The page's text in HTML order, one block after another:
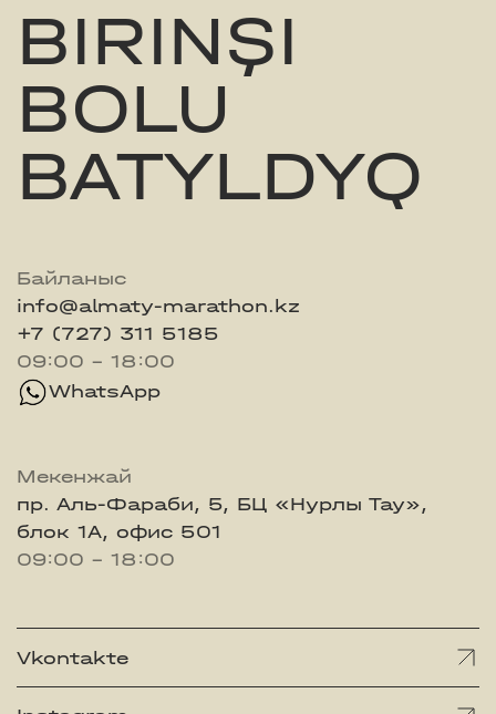
BIRINŞI
BOLU
BATYLDYQ
Байланыс
info@almaty-marathon.kz
+7 (727) 311 5185
09:00 - 18:00
WhatsApp
Мекенжай
пр. Аль-Фараби, 5, БЦ «Нурлы Тау»,
блок 1А, офис 501
09:00 - 18:00
Vkontakte